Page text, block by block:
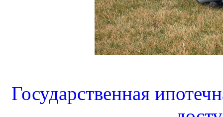
Государственная